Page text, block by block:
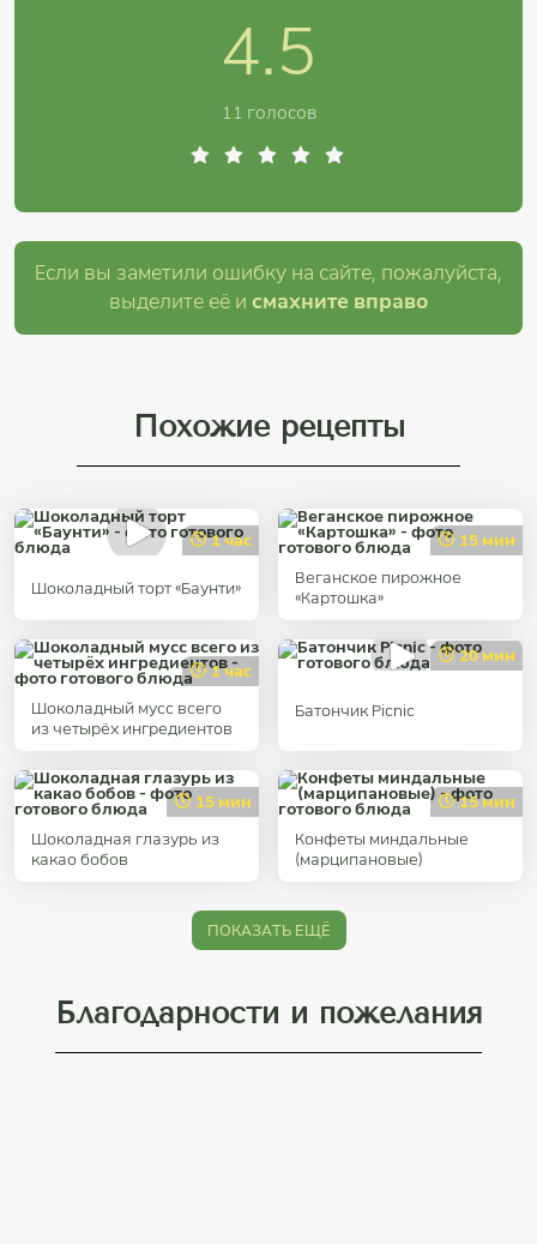
4.5
11 голосов
Если вы заметили ошибку на сайте, пожалуйста,
выделите её и смахните вправо
Похожие рецепты
1 час
Шоколадный торт «Баунти»
15 мин
Веганское пирожное
«Картошка»
1 час
Шоколадный мусс всего
из четырёх ингредиентов
20 мин
Батончик Picnic
15 мин
Шоколадная глазурь из
какао бобов
15 мин
Конфеты миндальные
(марципановые)
ПОКАЗАТЬ ЕЩЁ
Благодарности и пожелания